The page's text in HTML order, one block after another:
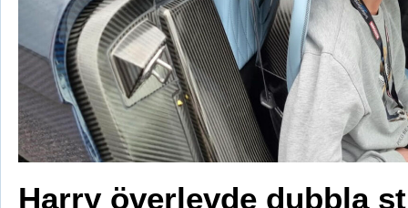
Harry överlevde dubbla